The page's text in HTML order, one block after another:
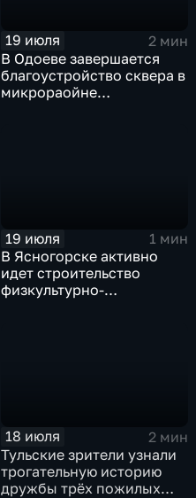
19 июля
2 мин
В Одоеве завершается
благоустройство сквера в
микрораойне
19 июля
1 мин
В Ясногорске активно
идет строительство
физкультурно-
18 июля
2 мин
Тульские зрители узнали
трогательную историю
дружбы трёх пожилых